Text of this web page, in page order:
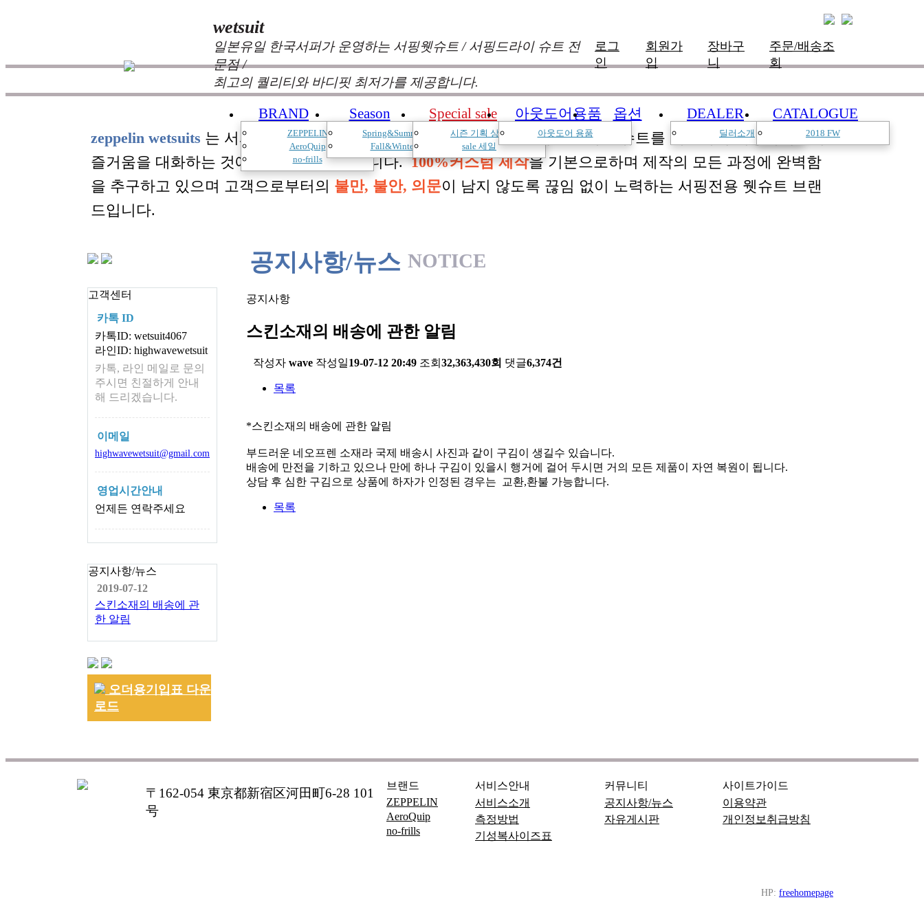
wetsuit
일본유일 한국서퍼가 운영하는 서핑웻슈트 / 서핑드라이 슈트 전
문점 /
최고의 퀄리티와 바디핏 최저가를 제공합니다.
로그
인
회원가
입
장바구
니
주문/배송조
회
BRAND
ZEPPELIN
AeroQuip
no-frills
Season
Spring&Summer
Fall&Winter
Special sale
시즌 기획 상품
sale 세일
아웃도어용품
아웃도어 용품
옵션 DEALER
딜러소개
CATALOGUE
2018 FW
zeppelin wetsuits 는 서퍼들의 느낌과 의견를 듣고 적극 반영하여 매시즌 진화한 슈트를 개발하여 서핑라이프의
즐거움을 대화하는 것에 목표를 두고 있습니다.100%커스텀 제작을 기본으로하며 제작의 모든 과정에 완벽함
을 추구하고 있으며 고객으로부터의 불만, 불안, 의문이 남지 않도록 끊임 없이 노력하는 서핑전용 웻슈트 브랜
드입니다.
고객센터
카톡 ID
카톡ID: wetsuit4067
라인ID: highwavewetsuit
카톡, 라인 메일로 문의
주시면 친절하게 안내
해 드리겠습니다.
이메일
highwavewetsuit@gmail.com
영업시간안내
언제든 연락주세요
공지사항/뉴스
2019-07-12
스킨소재의 배송에 관
한 알림
오더용기입표 다운
로드
공지사항/뉴스 NOTICE
공지사항
스킨소재의 배송에 관한 알림
작성자 wave 작성일19-07-12 20:49 조회 32,363,430회 댓글6,374건
목록
*스킨소재의 배송에 관한 알림
부드러운 네오프렌 소재라 국제 배송시 사진과 같이 구김이 생길수 있습니다.
배송에 만전을 기하고 있으나 만에 하나 구김이 있을시 행거에 걸어 두시면 거의 모든 제품이 자연 복원이 됩니다.
상담 후 심한 구김으로 상품에 하자가 인정된 경우는 교환,환불 가능합니다.
목록
〒162-054 東京都新宿区河田町6-28 101
号
브랜드
ZEPPELIN
AeroQuip
no-frills
서비스안내
서비스소개
측정방법
기성복사이즈표
커뮤니티
공지사항/뉴스
자유게시판
사이트가이드
이용약관
개인정보취급방침
HP: freehomepage